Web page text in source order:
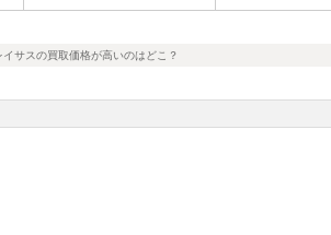
イサスの買取価格が高いのはどこ？